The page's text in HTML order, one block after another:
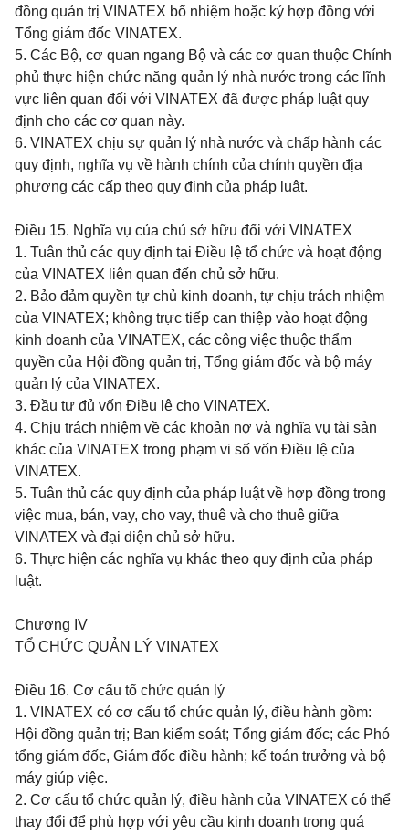
đồng quản trị VINATEX bổ nhiệm hoặc ký hợp đồng với
Tổng giám đốc VINATEX.
5. Các Bộ, cơ quan ngang Bộ và các cơ quan thuộc Chính
phủ thực hiện chức năng quản lý nhà nước trong các lĩnh
vực liên quan đối với VINATEX đã được pháp luật quy
định cho các cơ quan này.
6. VINATEX chịu sự quản lý nhà nước và chấp hành các
quy định, nghĩa vụ về hành chính của chính quyền địa
phương các cấp theo quy định của pháp luật.
Điều 15. Nghĩa vụ của chủ sở hữu đối với VINATEX
1. Tuân thủ các quy định tại Điều lệ tổ chức và hoạt động
của VINATEX liên quan đến chủ sở hữu.
2. Bảo đảm quyền tự chủ kinh doanh, tự chịu trách nhiệm
của VINATEX; không trực tiếp can thiệp vào hoạt động
kinh doanh của VINATEX, các công việc thuộc thẩm
quyền của Hội đồng quản trị, Tổng giám đốc và bộ máy
quản lý của VINATEX.
3. Đầu tư đủ vốn Điều lệ cho VINATEX.
4. Chịu trách nhiệm về các khoản nợ và nghĩa vụ tài sản
khác của VINATEX trong phạm vi số vốn Điều lệ của
VINATEX.
5. Tuân thủ các quy định của pháp luật về hợp đồng trong
việc mua, bán, vay, cho vay, thuê và cho thuê giữa
VINATEX và đại diện chủ sở hữu.
6. Thực hiện các nghĩa vụ khác theo quy định của pháp
luật.
Chương IV
TỔ CHỨC QUẢN LÝ VINATEX
Điều 16. Cơ cấu tổ chức quản lý
1. VINATEX có cơ cấu tổ chức quản lý, điều hành gồm:
Hội đồng quản trị; Ban kiểm soát; Tổng giám đốc; các Phó
tổng giám đốc, Giám đốc điều hành; kế toán trưởng và bộ
máy giúp việc.
2. Cơ cấu tổ chức quản lý, điều hành của VINATEX có thể
thay đổi để phù hợp với yêu cầu kinh doanh trong quá